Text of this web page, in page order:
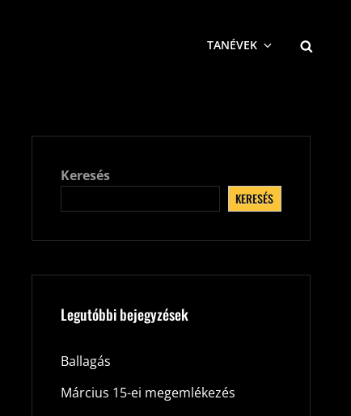
TANÉVEK
Keresés
KERESÉS
Legutóbbi bejegyzések
Ballagás
Március 15-ei megemlékezés